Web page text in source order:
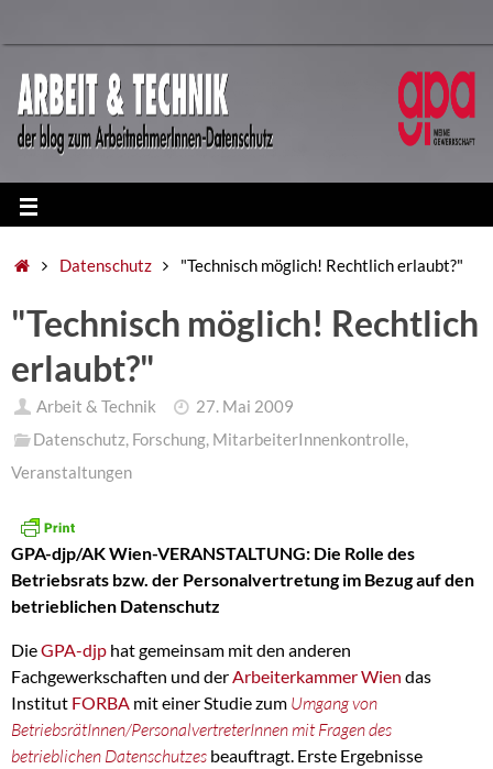
Datenschutz "Technisch möglich! Rechtlich erlaubt?"
"Technisch möglich! Rechtlich
erlaubt?"
Arbeit & Technik
27. Mai 2009
Datenschutz, Forschung, MitarbeiterInnenkontrolle,
Veranstaltungen
GPA-djp/AK Wien-VERANSTALTUNG: Die Rolle des
Betriebsrats bzw. der Personalvertretung im Bezug auf den
betrieblichen Datenschutz
DieGPA-djp hat gemeinsam mit den anderen
Fachgewerkschaften und derArbeiterkammer Wien das
Institut FORBA mit einer Studie zum Umgang von
BetriebsrätInnen/PersonalvertreterInnen mit Fragen des
betrieblichen Datenschutzes beauftragt. Erste Ergebnisse